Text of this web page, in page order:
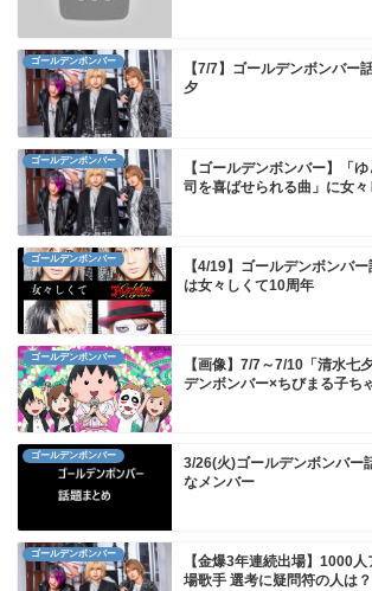
ゴールデンボンバー
【7/7】ゴールデンボンバー
夕
ゴールデンボンバー
【ゴールデンボンバー】「
司を喜ばせられる曲」に女々
ゴールデンボンバー
【4/19】ゴールデンボンバ
は女々しくて10周年
ゴールデンボンバー
【画像】7/7～7/10「清水七
デンボンバー×ちびまる子ち
ゴールデンボンバー
3/26(火)ゴールデンボンバー
なメンバー
ゴールデンボンバー
【金爆3年連続出場】1000
場歌手 選考に疑問符の人は？